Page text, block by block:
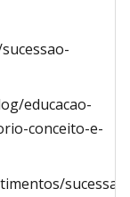
educacao-
conceito-e-